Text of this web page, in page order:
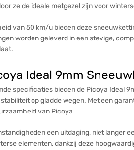
ze de ideale metgezel zijn voor
van 50 km/u bieden deze
worden geleverd in een stevige,
Ideal 9mm
specificaties bieden de Picoya Ideal
op gladde wegen. Met een
van Picoya.
een uitdaging, niet langer
elementen, dankzij deze